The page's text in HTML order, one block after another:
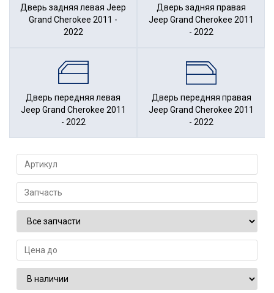
Дверь задняя левая Jeep
Grand Cherokee 2011 -
2022
Дверь задняя правая
Jeep Grand Cherokee 2011
- 2022
Дверь передняя левая
Jeep Grand Cherokee 2011
- 2022
Дверь передняя правая
Jeep Grand Cherokee 2011
- 2022